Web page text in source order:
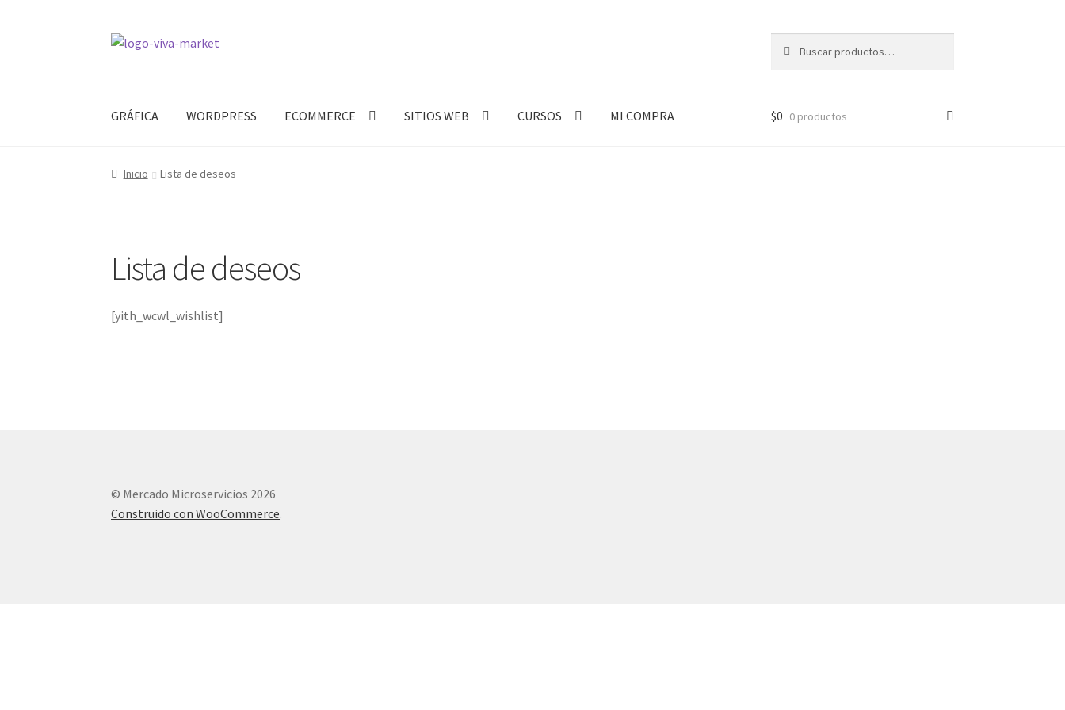
Ir
Ir
por:
GRÁFICA WORDPRESS ECOMMERCE SITIOS WEB CURSOS MI COMPRA $0 0 productos
Inicio Lista de deseos
Lista de deseos
[yith_wcwl_wishlist]
© Mercado Microservicios 2026
Construido con WooCommerce.